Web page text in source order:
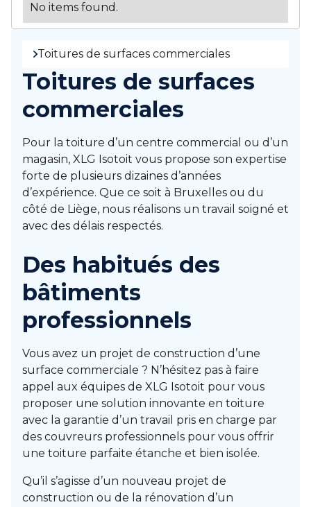
No items found.
Toitures de surfaces commerciales
Toitures de surfaces
commerciales
Pour la toiture d’un centre commercial ou d’un
magasin, XLG Isotoit vous propose son expertise
forte de plusieurs dizaines d’années
d’expérience. Que ce soit à Bruxelles ou du
côté de Liège, nous réalisons un travail soigné et
avec des délais respectés.
Des habitués des
bâtiments
professionnels
Vous avez un projet de construction d’une
surface commerciale ? N’hésitez pas à faire
appel aux équipes de XLG Isotoit pour vous
proposer une solution innovante en toiture
avec la garantie d’un travail pris en charge par
des couvreurs professionnels pour vous offrir
une toiture parfaite étanche et bien isolée.
Qu’il s’agisse d’un nouveau projet de
construction ou de la rénovation d’un